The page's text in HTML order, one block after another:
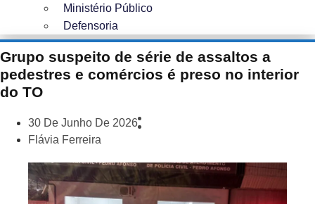
Ministério Público
Defensoria
Grupo suspeito de série de assaltos a
pedestres e comércios é preso no interior
do TO
30 De Junho De 2026
Flávia Ferreira